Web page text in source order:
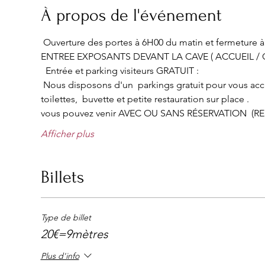
À propos de l'événement
Ouverture des portes à 6H00 du matin et fermeture
ENTREE EXPOSANTS DEVANT LA CAVE ( ACCUEIL /
Entrée et parking visiteurs GRATUIT :
Nous disposons d'un  parkings gratuit pour vous
toilettes,  buvette et petite restauration sur place .
vous pouvez venir AVEC OU SANS RÉSERVATION
Afficher plus
Billets
Type de billet
20€=9mètres
Plus d'info